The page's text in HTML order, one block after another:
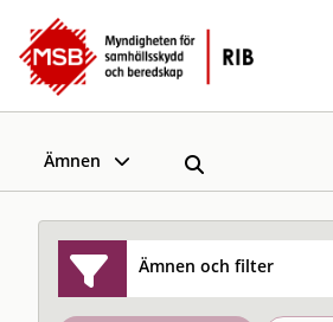
Ämnen
Ämnen och filter